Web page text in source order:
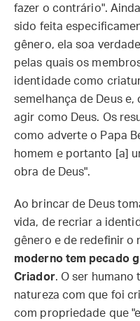
fazer o contrário".
sido feita
gênero, ela soa
pelas quais os
identidade como
semelhança de Deus
agir como Deus. Os
como adverte o Papa
homem e portanto [a]
obra de Deus".
Ao brincar de Deus
vida, de recriar a
gênero e de redefinir o
moderno tem pecado
Criador. O ser
natureza com que foi
com propriedade que